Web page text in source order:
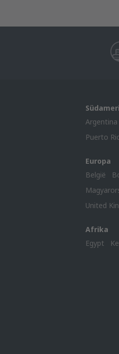
Argentina
Puerto
Europa
België
United
Afrika
Egypt